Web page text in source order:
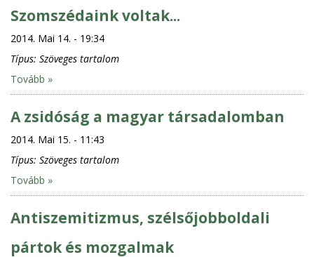
Szomszédaink voltak...
2014. Mai 14. - 19:34
Típus: Szöveges tartalom
Tovább »
A zsidóság a magyar társadalomban
2014. Mai 15. - 11:43
Típus: Szöveges tartalom
Tovább »
Antiszemitizmus, szélsőjobboldali
pártok és mozgalmak